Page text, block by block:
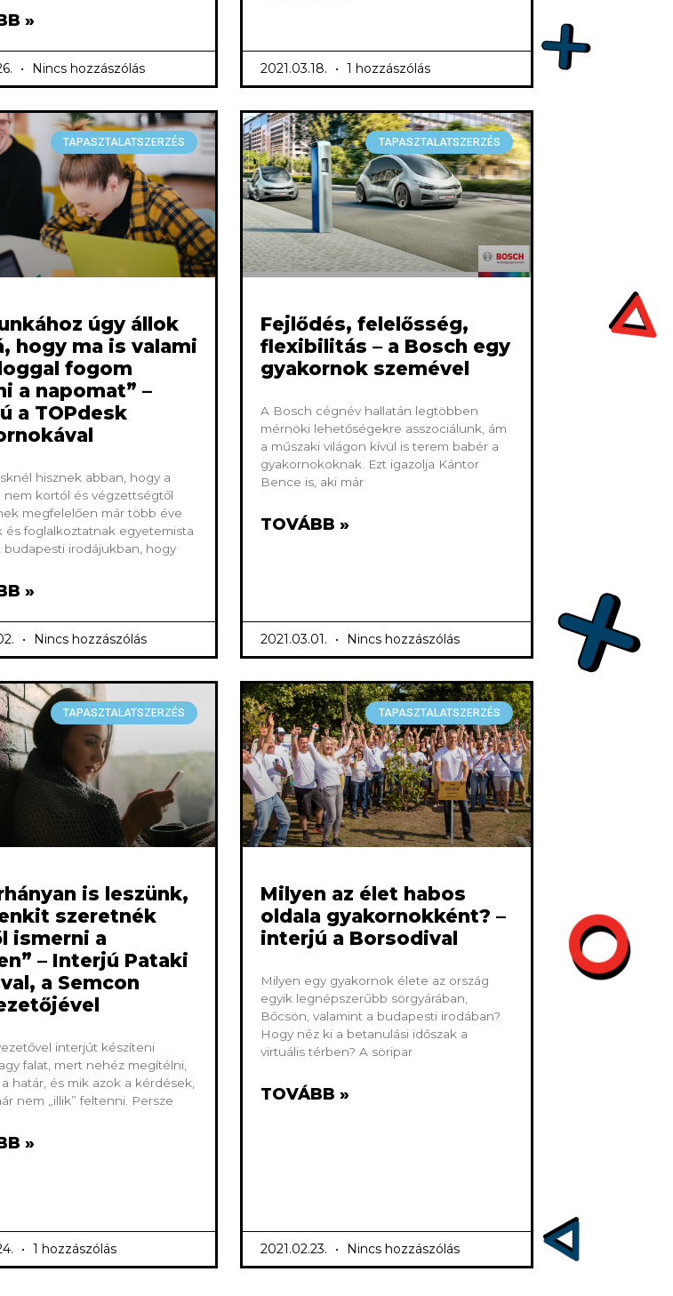
»
Nincs hozzászólás 2021.03.18. 1 hozzászólás
TAPASZTALATSZERZÉS
úgy állok
hogy ma is valami
fogom
a napomat” –
a TOPdesk
hisznek abban, hogy a
kortól és végzettségtől
megfelelően már több éve
és foglalkoztatnak egyetemista
budapesti irodájukban, hogy
»
Nincs hozzászólás
TAPASZTALATSZERZÉS
Fejlődés, felelősség,
flexibilitás – a Bosch egy
gyakornok szemével
A Bosch cégnév hallatán legtöbben
mérnöki lehetőségekre asszociálunk, ám
a műszaki világon kívül is terem babér a
gyakornokoknak. Ezt igazolja Kántor
Bence is, aki már
TOVÁBB »
2021.03.01. Nincs hozzászólás
TAPASZTALATSZERZÉS
is leszünk,
szeretnék
ismerni a
– Interjú Pataki
a Semcon
interjút készíteni
falat, mert nehéz megítélni,
határ, és mik azok a kérdések,
nem „illik” feltenni. Persze
»
1 hozzászólás
TAPASZTALATSZERZÉS
Milyen az élet habos
oldala gyakornokként? –
interjú a Borsodival
Milyen egy gyakornok élete az ország
egyik legnépszerűbb sörgyárában,
Bőcsön, valamint a budapesti irodában?
Hogy néz ki a betanulási időszak a
virtuális térben? A söripar
TOVÁBB »
2021.02.23. Nincs hozzászólás